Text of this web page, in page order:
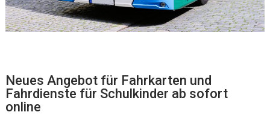
Neues Angebot für Fahrkarten und
Fahrdienste für Schulkinder ab sofort
online